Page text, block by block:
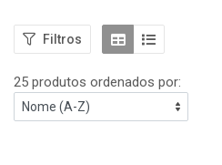
Filtros
25 produtos ordenados por: